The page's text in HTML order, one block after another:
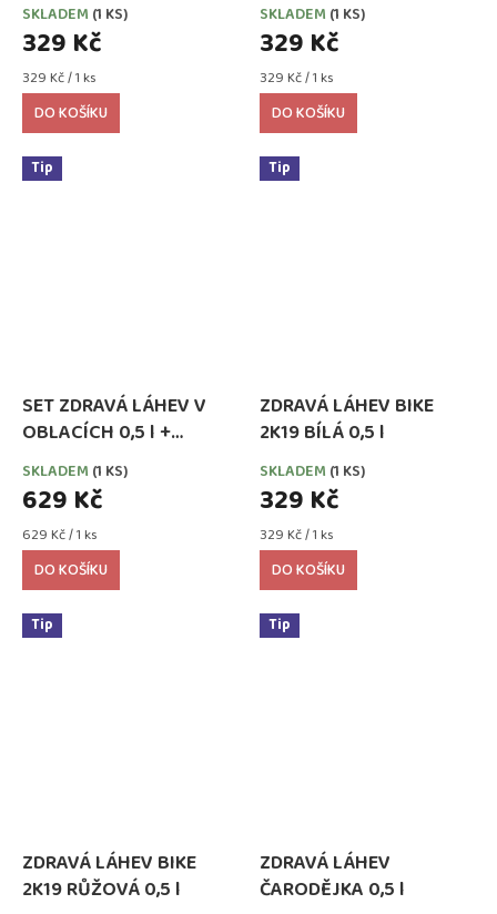
SKLADEM (1 KS)
329 Kč
Měrná
cena:
329 Kč / 1 ks
DO KOŠÍKU
SKLADEM (1 KS)
329 Kč
Měrná
cena:
329 Kč / 1 ks
DO KOŠÍKU
Tip
SET ZDRAVÁ LÁHEV V
OBLACÍCH 0,5 l +
ZDRAVÁ SVÁČA 900 ml
SKLADEM (1 KS)
629 Kč
Měrná
cena:
629 Kč / 1 ks
DO KOŠÍKU
Tip
ZDRAVÁ LÁHEV BIKE
2K19 BÍLÁ 0,5 l
SKLADEM (1 KS)
329 Kč
Měrná
cena:
329 Kč / 1 ks
DO KOŠÍKU
Tip
ZDRAVÁ LÁHEV BIKE
2K19 RŮŽOVÁ 0,5 l
Tip
ZDRAVÁ LÁHEV
ČARODĚJKA 0,5 l